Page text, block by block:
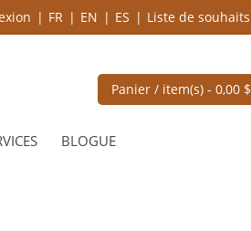
FR EN ES Liste de souhaits
Panier / item(s) - 0,00 $
BLOGUE